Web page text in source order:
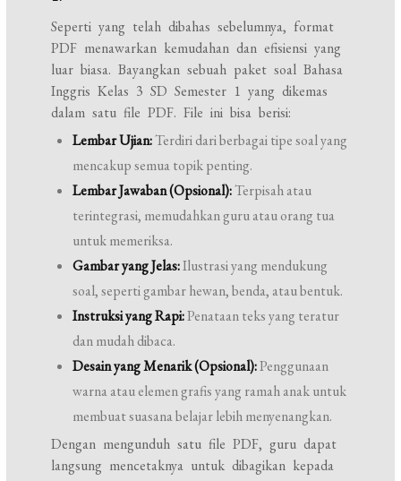
Seperti yang telah dibahas sebelumnya, format
PDF menawarkan kemudahan dan efisiensi yang
luar biasa. Bayangkan sebuah paket soal Bahasa
Inggris Kelas 3 SD Semester 1 yang dikemas
dalam satu file PDF. File ini bisa berisi:
Lembar Ujian:Terdiri dari berbagai tipe soal yang
mencakup semua topik penting.
Lembar Jawaban (Opsional):Terpisah atau
terintegrasi, memudahkan guru atau orang tua
untuk memeriksa.
Gambar yang Jelas:Ilustrasi yang mendukung
soal, seperti gambar hewan, benda, atau bentuk.
Instruksi yang Rapi:Penataan teks yang teratur
dan mudah dibaca.
Desain yang Menarik (Opsional):Penggunaan
warna atau elemen grafis yang ramah anak untuk
membuat suasana belajar lebih menyenangkan.
Dengan mengunduh satu file PDF, guru dapat
langsung mencetaknya untuk dibagikan kepada